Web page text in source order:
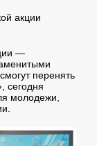
акции
—
перенять
сегодня
молодежи,